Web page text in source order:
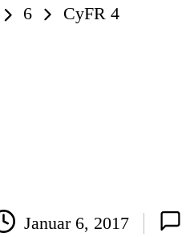
6 CyFR 4
Januar 6, 2017